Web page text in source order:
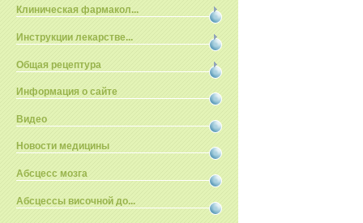
Клиническая фармакол...
Инструкции лекарстве...
Общая рецептура
Информация о сайте
Видео
Новости медицины
Абсцесс мозга
Абсцессы височной до...